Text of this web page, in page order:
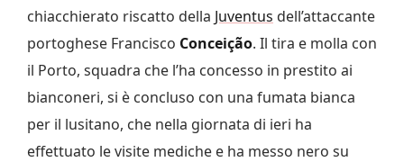
chiacchierato riscatto della Juventus dell’attaccante
portoghese Francisco Conceição. Il tira e molla con
il Porto, squadra che l’ha concesso in prestito ai
bianconeri, si è concluso con una fumata bianca
per il lusitano, che nella giornata di ieri ha
effettuato le visite mediche e ha messo nero su